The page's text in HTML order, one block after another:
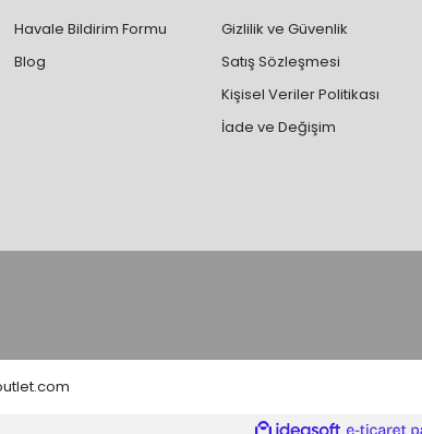
kabin, banyo dolabı vb. ürünlerin siparişini vermeden
ölçü ve ebat kontrolü yaptırınız.
Havale Bildirim Formu
Blog
Gizlilik ve Güvenlik
Satış Sözleşmesi
Kişisel Veriler Politikası
İade ve Değişim
ideasoft